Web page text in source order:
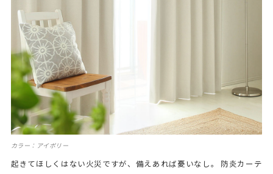
カラー：アイボリー
起きてほしくはない火災ですが、備えあれば憂いなし。 防炎カーテ